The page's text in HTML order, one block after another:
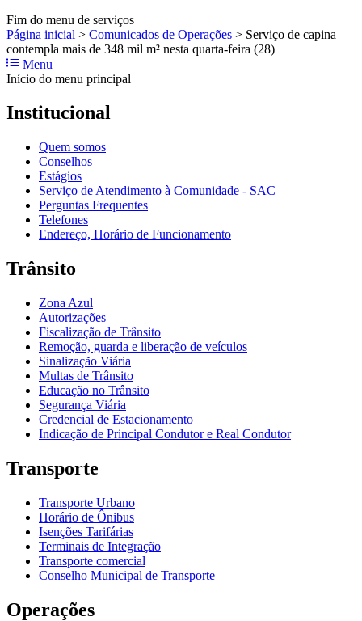
Fim do menu de serviços
Página inicial > Comunicados de Operações > Serviço de capina
contempla mais de 348 mil m² nesta quarta-feira (28)
Menu
Início do menu principal
Institucional
Quem somos
Conselhos
Estágios
Serviço de Atendimento à Comunidade - SAC
Perguntas Frequentes
Telefones
Endereço, Horário de Funcionamento
Trânsito
Zona Azul
Autorizações
Fiscalização de Trânsito
Remoção, guarda e liberação de veículos
Sinalização Viária
Multas de Trânsito
Educação no Trânsito
Segurança Viária
Credencial de Estacionamento
Indicação de Principal Condutor e Real Condutor
Transporte
Transporte Urbano
Horário de Ônibus
Isenções Tarifárias
Terminais de Integração
Transporte comercial
Conselho Municipal de Transporte
Operações